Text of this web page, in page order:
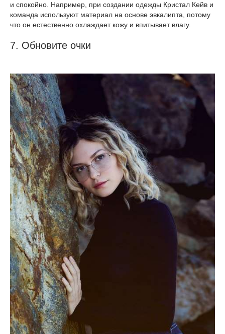
и спокойно. Например, при создании одежды Кристал Кейв и
команда используют материал на основе эвкалипта, потому
что он естественно охлаждает кожу и впитывает влагу.
7. Обновите очки